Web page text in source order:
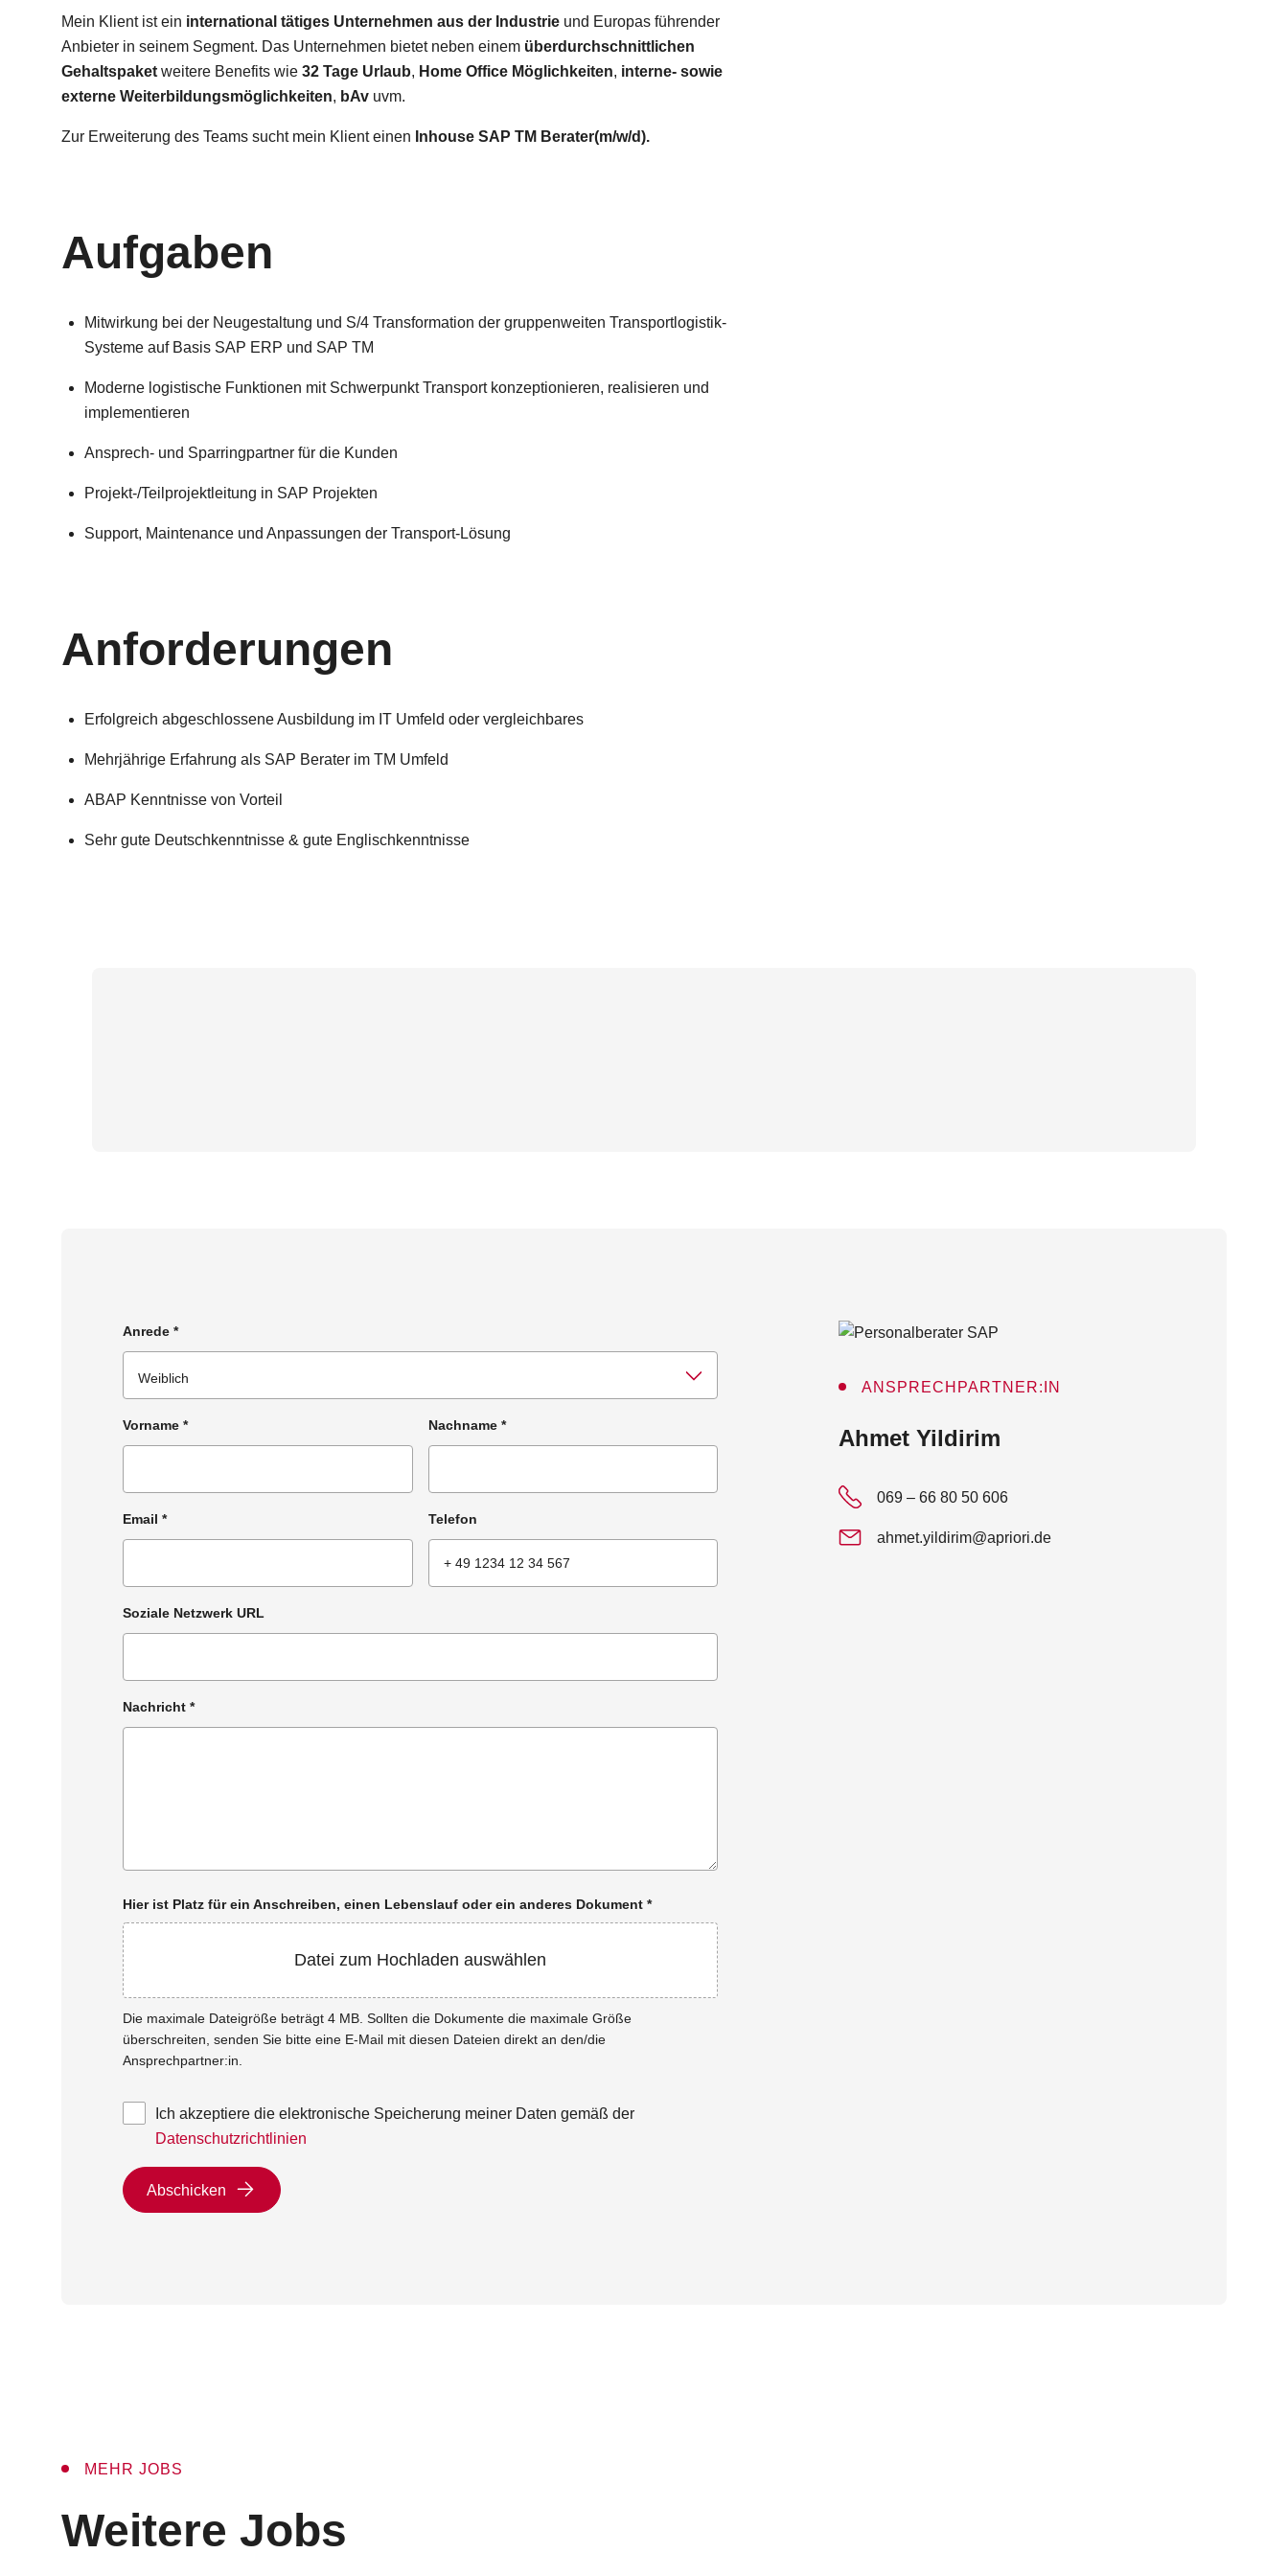
Mein Klient ist ein international tätiges Unternehmen aus der Industrie und Europas führender
Anbieter in seinem Segment. Das Unternehmen bietet neben einem überdurchschnittlichen
Gehaltspaket weitere Benefits wie 32 Tage Urlaub, Home Office Möglichkeiten, interne- sowie
externe Weiterbildungsmöglichkeiten, bAv uvm.
Zur Erweiterung des Teams sucht mein Klient einen Inhouse SAP TM Berater(m/w/d).
Aufgaben
Mitwirkung bei der Neugestaltung und S/4 Transformation der gruppenweiten Transportlogistik-
Systeme auf Basis SAP ERP und SAP TM
Moderne logistische Funktionen mit Schwerpunkt Transport konzeptionieren, realisieren und
implementieren
Ansprech- und Sparringpartner für die Kunden
Projekt-/Teilprojektleitung in SAP Projekten
Support, Maintenance und Anpassungen der Transport-Lösung
Anforderungen
Erfolgreich abgeschlossene Ausbildung im IT Umfeld oder vergleichbares
Mehrjährige Erfahrung als SAP Berater im TM Umfeld
ABAP Kenntnisse von Vorteil
Sehr gute Deutschkenntnisse & gute Englischkenntnisse
Anrede *
Vorname * Nachname *
Email * Telefon
Soziale Netzwerk URL
Nachricht *
Hier ist Platz für ein Anschreiben, einen Lebenslauf oder ein anderes Dokument *
Datei zum Hochladen auswählen
Die maximale Dateigröße beträgt 4 MB. Sollten die Dokumente die maximale Größe
überschreiten, senden Sie bitte eine E-Mail mit diesen Dateien direkt an den/die
Ansprechpartner:in.
Ich akzeptiere die elektronische Speicherung meiner Daten gemäß der
Datenschutzrichtlinien
Abschicken
ANSPRECHPARTNER:IN
:
Ahmet Yildirim
069 – 66 80 50 606
ahmet.yildirim@apriori.de
MEHR JOBS
:
Weitere Jobs